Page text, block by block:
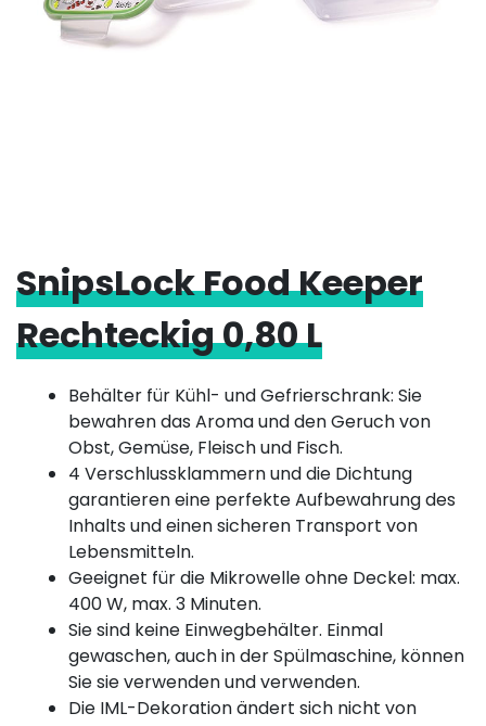
SnipsLock Food Keeper
Rechteckig 0,80 L
Behälter für Kühl- und Gefrierschrank: Sie
bewahren das Aroma und den Geruch von
Obst, Gemüse, Fleisch und Fisch.
4 Verschlussklammern und die Dichtung
garantieren eine perfekte Aufbewahrung des
Inhalts und einen sicheren Transport von
Lebensmitteln.
Geeignet für die Mikrowelle ohne Deckel: max.
400 W, max. 3 Minuten.
Sie sind keine Einwegbehälter. Einmal
gewaschen, auch in der Spülmaschine, können
Sie sie verwenden und verwenden.
Die IML-Dekoration ändert sich nicht von